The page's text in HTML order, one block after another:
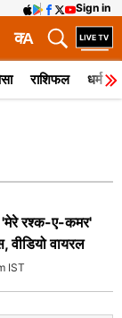
Sign in
A
क
राशिफल धर्म
रश्क-ए-कमर'
वीडियो वायरल
IST